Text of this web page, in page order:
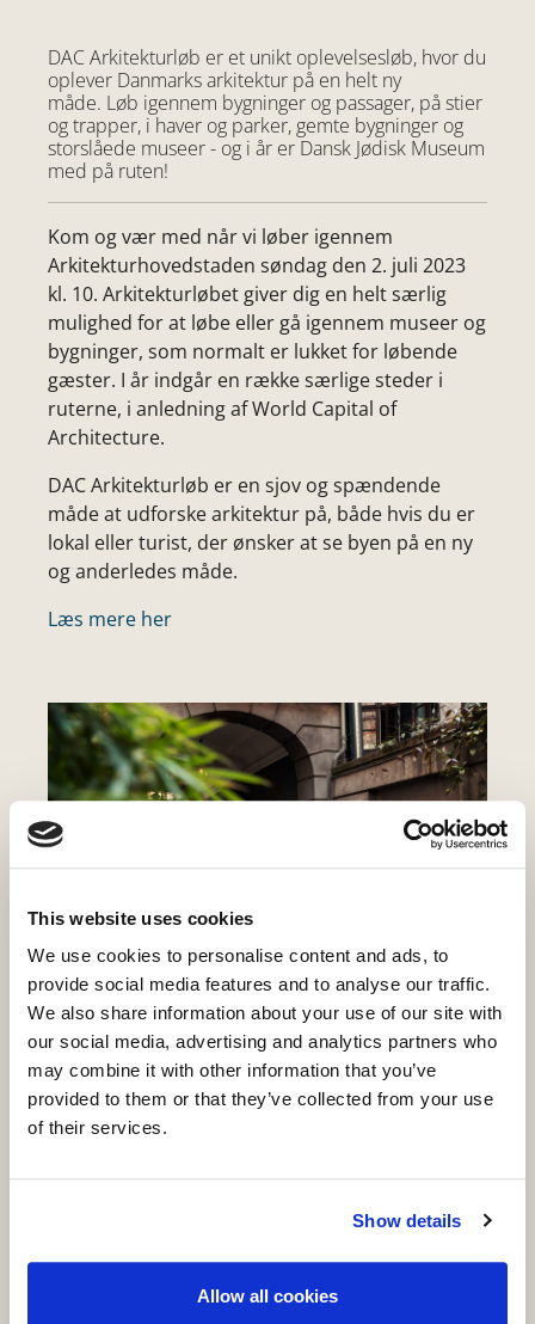
This website uses cookies
We use cookies to personalise content and ads, to
provide social media features and to analyse our traffic.
We also share information about your use of our site with
our social media, advertising and analytics partners who
may combine it with other information that you’ve
provided to them or that they’ve collected from your use
of their services.
Show details
Allow all cookies
DAC Arkitekturløb er et unikt oplevelsesløb, hvor du
oplever Danmarks arkitektur på en helt ny
måde. Løb igennem bygninger og passager, på stier
og trapper, i haver og parker, gemte bygninger og
storslåede museer - og i år er Dansk Jødisk Museum
med på ruten!
Kom og vær med når vi løber igennem
Arkitekturhovedstaden søndag den 2. juli 2023
kl. 10. Arkitekturløbet giver dig en helt særlig
mulighed for at løbe eller gå igennem museer og
bygninger, som normalt er lukket for løbende
gæster. I år indgår en række særlige steder i
ruterne, i anledning af World Capital of
Architecture.
DAC Arkitekturløb er en sjov og spændende
måde at udforske arkitektur på, både hvis du er
lokal eller turist, der ønsker at se byen på en ny
og anderledes måde.
Læs mere her
DAC - Arkitekturløb juli 2023
Dato og tid: 2. juli 2023 kl. 10-14
ved BLOX og målstregen er på Søren
Tilmeld dig DAC Arkitekturløb her